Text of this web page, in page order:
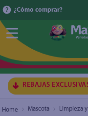
¿Cómo comprar?
REBAJAS
Mascota Limpieza